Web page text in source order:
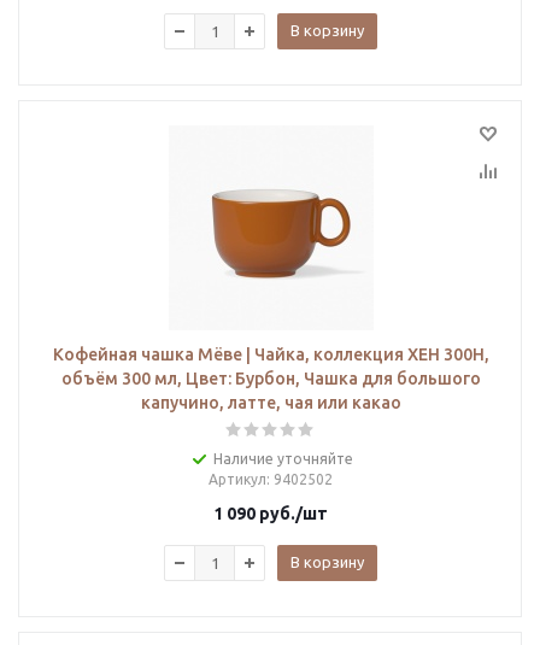
В корзину
Кофейная чашка Мёве | Чайка, коллекция ХЕН 300H,
объём 300 мл, Цвет: Бурбон, Чашка для большого
капучино, латте, чая или какао
Наличие уточняйте
Артикул: 9402502
1 090 руб./шт
В корзину